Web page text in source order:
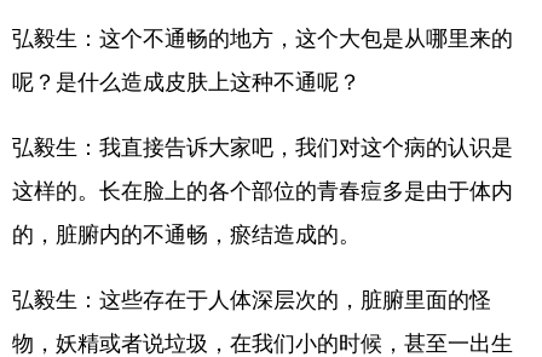
弘毅生：这个不通畅的地方，这个大包是从哪里来的
呢？是什么造成皮肤上这种不通呢？
弘毅生：我直接告诉大家吧，我们对这个病的认识是
这样的。长在脸上的各个部位的青春痘多是由于体内
的，脏腑内的不通畅，瘀结造成的。
弘毅生：这些存在于人体深层次的，脏腑里面的怪
物，妖精或者说垃圾，在我们小的时候，甚至一出生